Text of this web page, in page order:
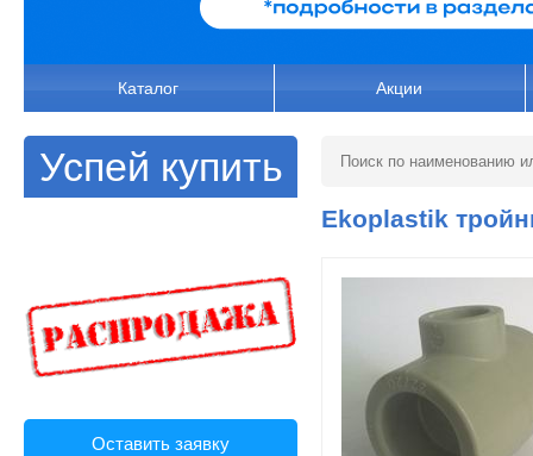
Каталог Акции
Успей купить
Оставить заявку
Ekoplastik